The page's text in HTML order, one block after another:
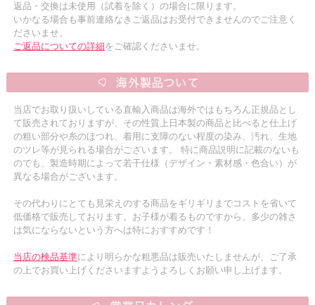
返品・交換は未使用（試着を除く）の場合に限ります。
いかなる場合も事前連絡なきご返品はお受付できませんのでご注意く
ださいませ。
ご返品についての詳細をご確認くださいませ。
当店でお取り扱いしている直輸入商品は海外ではもちろん正規品とし
て販売されておりますが、その性質上日本製の商品と比べると仕上げ
の粗い部分や糸のほつれ、着用に支障のない程度の染み、汚れ、生地
のツレ等が見られる場合がございます。 特に商品説明に記載のないも
のでも、製造時期によって若干仕様（デザイン・素材感・色合い）が
異なる場合がございます。
その代わりにとても見栄えのする商品をギリギリまでコストを省いて
低価格で販売しております。お子様が着るものですから、多少の雑さ
は気にならないという方へは特におすすめです！
当店の検品基準により明らかな粗悪品は販売いたしませんが、ご了承
の上でお買い上げくださいますようよろしくお願い申し上げます。